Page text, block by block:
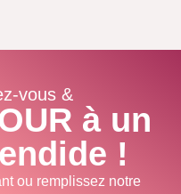
vous &
à un
!
ou remplissez notre